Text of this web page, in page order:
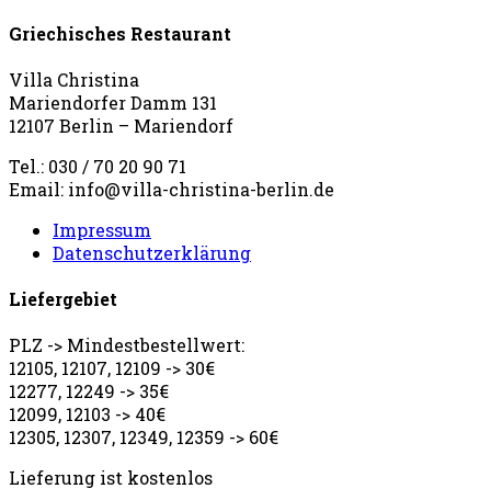
Griechisches Restaurant
Villa Christina
Mariendorfer Damm 131
12107 Berlin – Mariendorf
Tel.: 030 / 70 20 90 71
Email: info@villa-christina-berlin.de
Impressum
Datenschutzerklärung
Liefergebiet
PLZ -> Mindestbestellwert:
12105, 12107, 12109 -> 30€
12277, 12249 -> 35€
12099, 12103 -> 40€
12305, 12307, 12349, 12359 -> 60€
Lieferung ist kostenlos